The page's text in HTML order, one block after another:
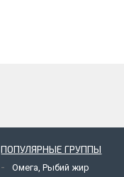
ПОПУЛЯРНЫЕ ГРУППЫ
Омега, Рыбий жир